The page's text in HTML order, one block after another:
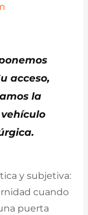
acceso,
la
y subjetiva:
cuando
puerta